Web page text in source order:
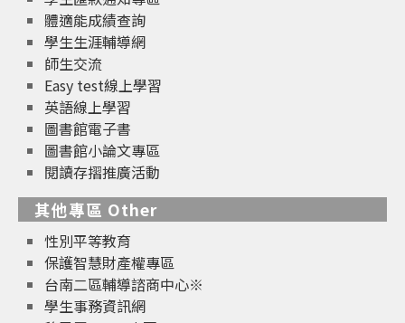
體適能成績查詢
學生生涯輔導網
師生交流
Easy test線上學習
英語線上學習
圖書館電子書
圖書館小論文專區
閱讀存摺推廣活動
其他專區 Other
性別平等教育
保護智慧財產權專區
台南二區輔導諮商中心※
學生事務資訊網